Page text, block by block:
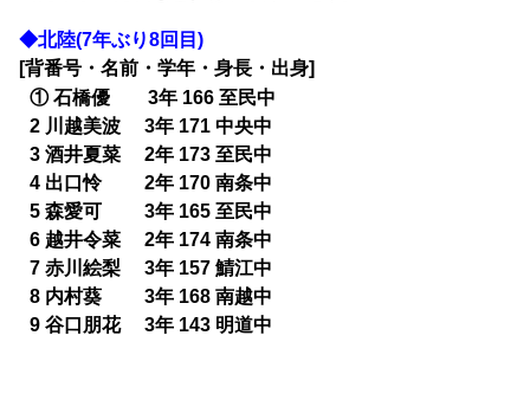
◆北陸(7年ぶり8回目)
[背番号・名前・学年・身長・出身]
0① 石橋優 3年 166 至民中
02 川越美波 3年 171 中央中
03 酒井夏菜 2年 173 至民中
04 出口怜 2年 170 南条中
05 森愛可 3年 165 至民中
06 越井令菜 2年 174 南条中
07 赤川絵梨 3年 157 鯖江中
08 内村葵 3年 168 南越中
09 谷口朋花 3年 143 明道中